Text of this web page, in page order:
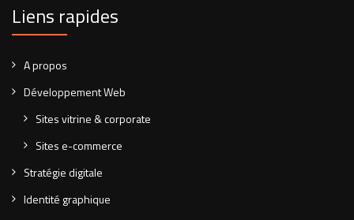
Liens rapides
A propos
Développement Web
Sites vitrine & corporate
Sites e-commerce
Stratégie digitale
Identité graphique